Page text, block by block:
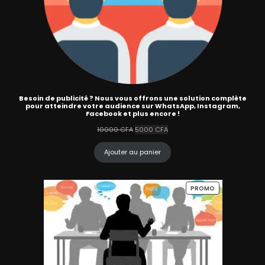
Besoin de publicité ? Nous vous offrons une solution complète
pour atteindre votre audience sur WhatsApp, Instagram,
Facebook et plus encore !
10000CFA Le
initial
était :
5000 CFALe
actuel
est :
Ajouter au panier
PROMOPRODUIT
EN
PROMOTION